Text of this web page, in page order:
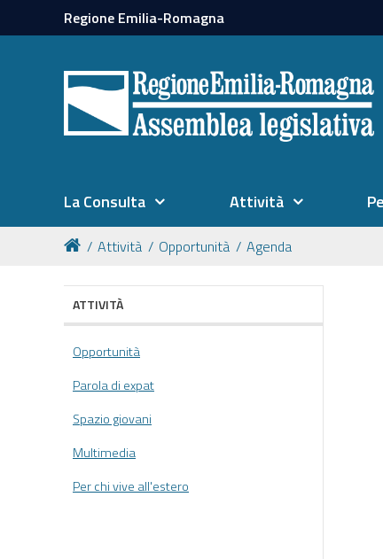
Regione Emilia-Romagna
La Consulta Attività
Attività Opportunità Agenda
ATTIVITÀ
Opportunità
Parola di expat
Spazio giovani
Multimedia
Per chi vive all'estero